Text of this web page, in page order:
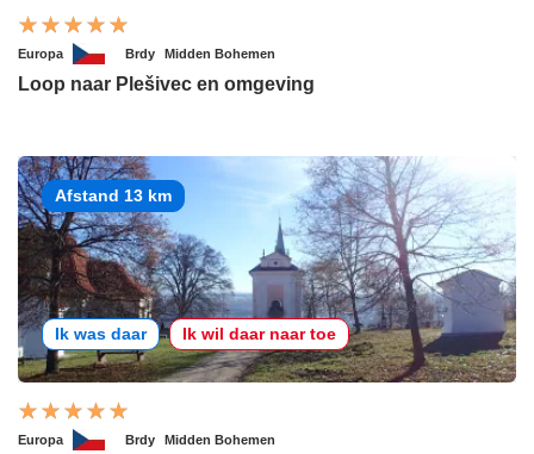
Europa Brdy Midden Bohemen
Loop naar Plešivec en omgeving
Afstand 13 km
Ik was daar Ik wil daar naar toe
Europa Brdy Midden Bohemen